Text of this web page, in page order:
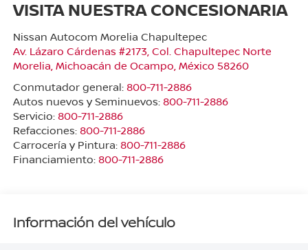
VISITA NUESTRA CONCESIONARIA
Nissan Autocom Morelia Chapultepec
Av. Lázaro Cárdenas #2173, Col. Chapultepec Norte
Morelia, Michoacán de Ocampo, México 58260
Conmutador general: 800-711-2886
Autos nuevos y Seminuevos: 800-711-2886
Servicio: 800-711-2886
Refacciones: 800-711-2886
Carrocería y Pintura: 800-711-2886
Financiamiento: 800-711-2886
Información del vehículo